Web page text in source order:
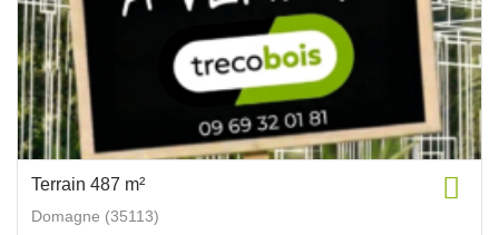
Terrain 487 m²
Domagne (35113)